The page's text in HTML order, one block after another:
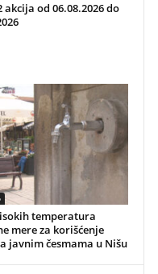
akcija od 06.08.2026 do
temperatura
mere za korišćenje
javnim česmama u Nišu